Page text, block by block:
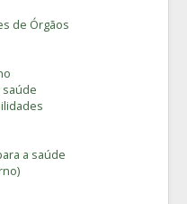
de Órgãos
a saúde